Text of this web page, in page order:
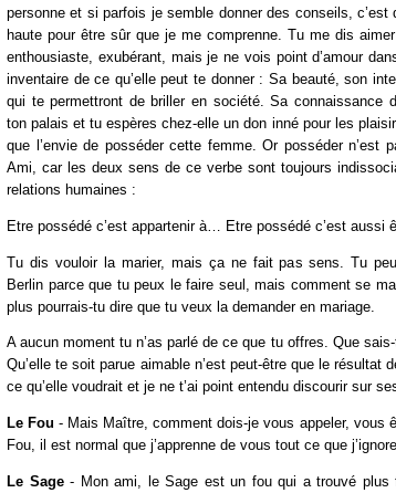
personne et si parfois je semble donner des conseils,
haute pour être sûr que je me comprenne. Tu me dis
enthousiaste, exubérant, mais je ne vois point d’amour
inventaire de ce qu’elle peut te donner : Sa beauté, son
qui te permettront de briller en société. Sa connaissance
ton palais et tu espères chez-elle un don inné pour les
que l’envie de posséder cette femme. Or posséder n’est
Ami, car les deux sens de ce verbe sont toujours
relations humaines :
Etre possédé c’est appartenir à… Etre possédé c’est aussi
Tu dis vouloir la marier, mais ça ne fait pas sens. Tu
Berlin parce que tu peux le faire seul, mais comment se
plus pourrais-tu dire que tu veux la demander en mariage.
A aucun moment tu n’as parlé de ce que tu offres. Que
Qu’elle te soit parue aimable n’est peut-être que le résultat
ce qu’elle voudrait et je ne t’ai point entendu discourir sur
Le Fou - Mais Maître, comment dois-je vous appeler, vous
Fou, il est normal que j’apprenne de vous tout ce que
Le Sage- Mon ami, le Sage est un fou qui a trouvé plus